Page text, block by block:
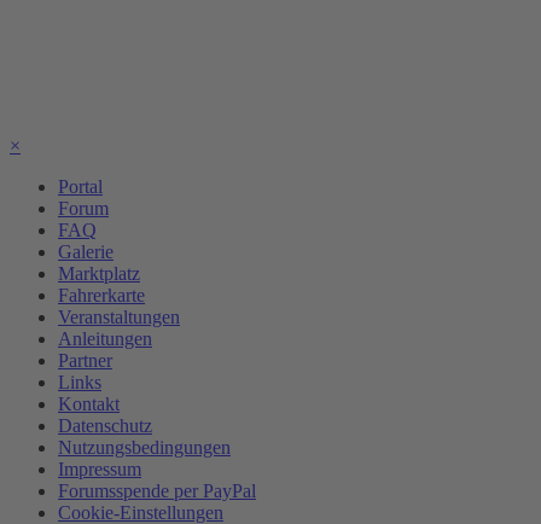
×
Portal
Forum
FAQ
Galerie
Marktplatz
Fahrerkarte
Veranstaltungen
Anleitungen
Partner
Links
Kontakt
Datenschutz
Nutzungsbedingungen
Impressum
Forumsspende per PayPal
Cookie-Einstellungen